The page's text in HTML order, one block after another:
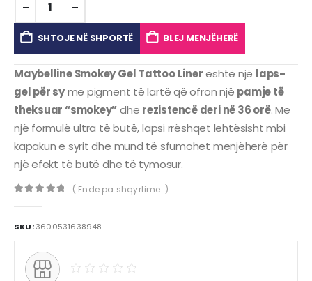
SHTOJE NË SHPORTË BLEJ MENJËHERË
Maybelline Smokey Gel Tattoo Linerështë një laps-
gel për syme pigment të lartë që ofron një pamje të
theksuar “smokey”dhe rezistencë deri në 36 orë. Me
një formulë ultra të butë, lapsi rrëshqet lehtësisht mbi
kapakun e syrit dhe mund të sfumohet menjëherë për
një efekt të butë dhe të tymosur.
( Ende pa shqyrtime. )
SKU:3600531638948